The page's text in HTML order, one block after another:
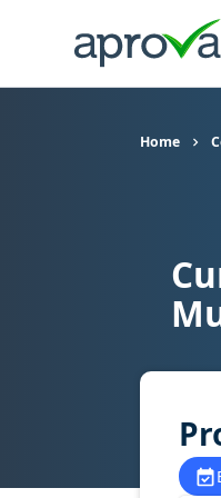
Home
Curso